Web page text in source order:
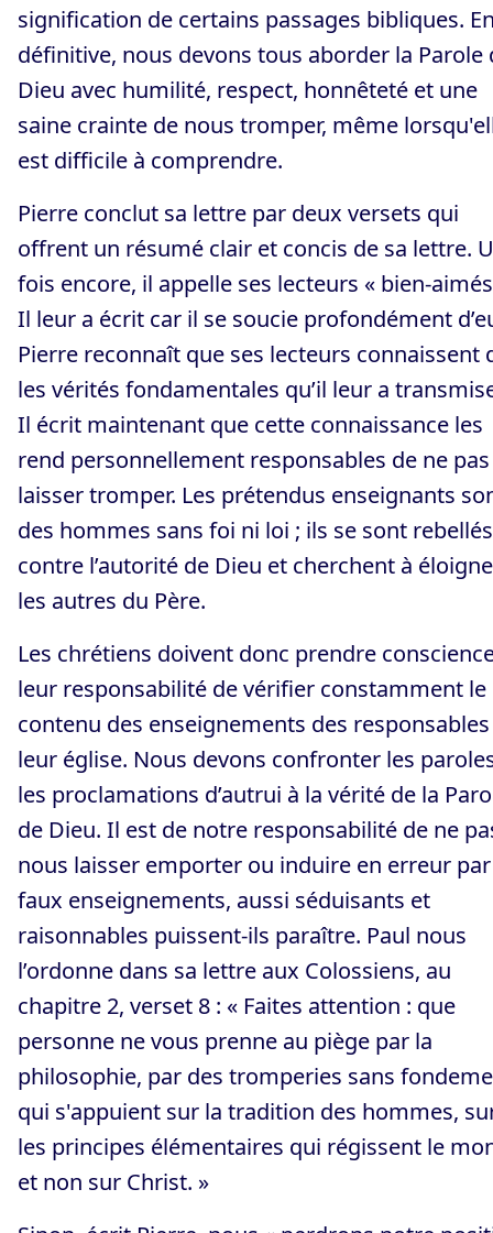
signification de certains passages bibliques.
définitive, nous devons tous aborder la Parole
Dieu avec humilité, respect, honnêteté et une
saine crainte de nous tromper, même
est difficile à comprendre.
Pierre conclut sa lettre par deux versets qui
offrent un résumé clair et concis de sa lettre.
fois encore, il appelle ses lecteurs « bien-
Il leur a écrit car il se soucie profondément
Pierre reconnaît que ses lecteurs connaissent
les vérités fondamentales qu’il leur a
Il écrit maintenant que cette connaissance les
rend personnellement responsables de ne
laisser tromper. Les prétendus enseignants
des hommes sans foi ni loi ; ils se sont rebellés
contre l’autorité de Dieu et cherchent à
les autres du Père.
Les chrétiens doivent donc prendre
leur responsabilité de vérifier constamment le
contenu des enseignements des
leur église. Nous devons confronter les
les proclamations d’autrui à la vérité de la
de Dieu. Il est de notre responsabilité de ne
nous laisser emporter ou induire en erreur
faux enseignements, aussi séduisants et
raisonnables puissent-ils paraître. Paul nous
l’ordonne dans sa lettre aux Colossiens, au
chapitre 2, verset 8 : « Faites attention : que
personne ne vous prenne au piège par la
philosophie, par des tromperies sans
qui s'appuient sur la tradition des hommes,
les principes élémentaires qui régissent le
et non sur Christ. »